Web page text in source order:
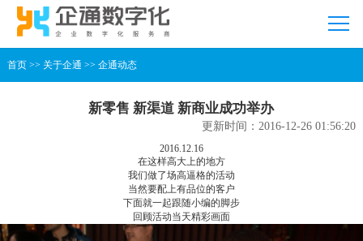
首页>> 关于企通 >> 企通动态
新零售 新渠道 新商业成功举办
更新时间：2016-12-26 01:56:20
2016.12.16
在这样高大上的地方
我们做了场高逼格的活动
当然要配上有品位的客户
下面就一起跟随小编的脚步
回顾活动当天精彩画面